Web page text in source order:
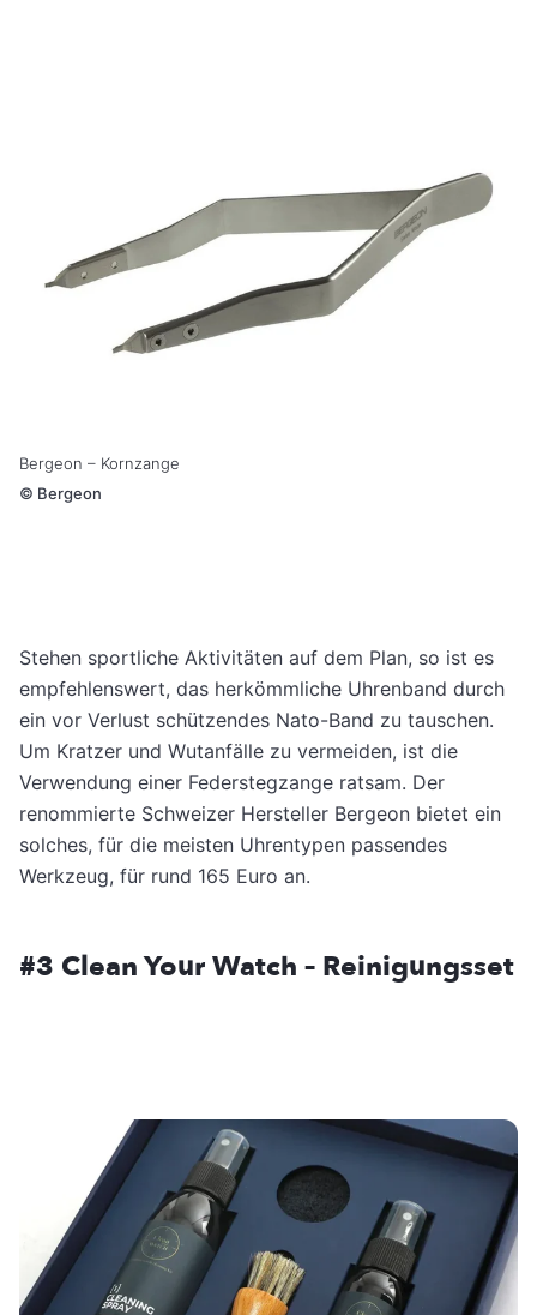
Bergeon – Kornzange
© Bergeon
Stehen sportliche Aktivitäten auf dem Plan, so ist es
empfehlenswert, das herkömmliche Uhrenband durch
ein vor Verlust schützendes Nato-Band zu tauschen.
Um Kratzer und Wutanfälle zu vermeiden, ist die
Verwendung einer Federstegzange ratsam. Der
renommierte Schweizer Hersteller Bergeon bietet ein
solches, für die meisten Uhrentypen passendes
Werkzeug, für rund 165 Euro an.
#3 Clean Your Watch – Reinigungsset